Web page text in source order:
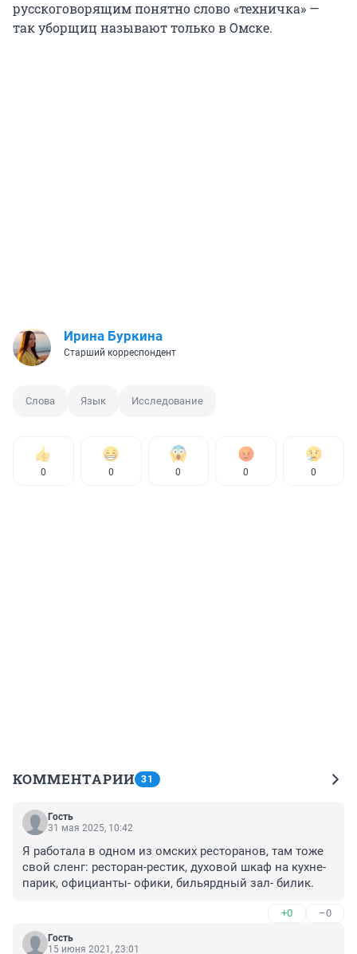
русскоговорящим понятно слово «техничка» —
так уборщиц называют только в Омске.
Ирина Буркина
Старший корреспондент
Слова Язык Исследование
0 0 0 0 0
КОММЕНТАРИИ 31
Гость
31 мая 2025, 10:42
Я работала в одном из омских ресторанов, там тоже
свой сленг: ресторан-рестик, духовой шкаф на кухне-
парик, официанты- офики, бильярдный зал- билик.
+0 –0
Гость
15 июня 2021, 23:01